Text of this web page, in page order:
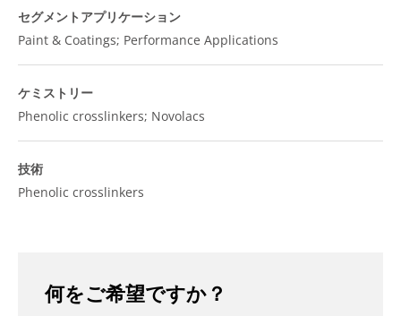
セグメントアプリケーション
Paint & Coatings; Performance Applications
ケミストリー
Phenolic crosslinkers; Novolacs
技術
Phenolic crosslinkers
何をご希望ですか？